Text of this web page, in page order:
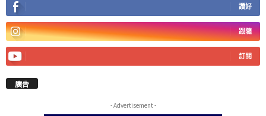
讚好
跟隨
訂閱
廣告
- Advertisement -